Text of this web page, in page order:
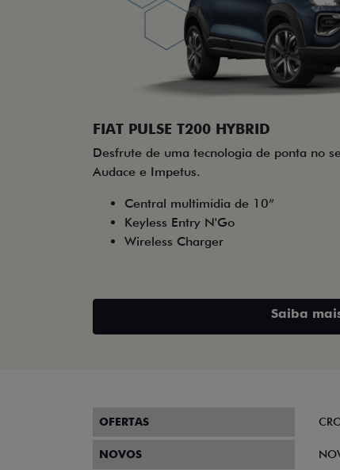
FIAT PULSE T200 HYBRID
Desfrute de uma tecnologia de ponta no
Audace e Impetus.
Central multimídia de 10”
Keyless Entry N'Go
Wireless Charger
Saiba
OFERTAS
NOVOS